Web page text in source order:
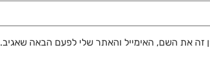
זה את השם, האימייל והאתר שלי לפעם הבאה שאגיב.